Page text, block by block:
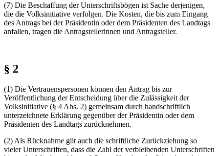
(7) Die Beschaffung der Unterschriftsbögen ist Sache derjenigen,
die die Volksinitiative verfolgen. Die Kosten, die bis zum Eingang
des Antrags bei der Präsidentin oder dem Präsidenten des Landtags
anfallen, tragen die Antragstellerinnen und Antragsteller.
§ 2
(1) Die Vertrauenspersonen können den Antrag bis zur
Veröffentlichung der Entscheidung über die Zulässigkeit der
Volksinitiative (§ 4 Abs. 2) gemeinsam durch handschriftlich
unterzeichnete Erklärung gegenüber der Präsidentin oder dem
Präsidenten des Landtags zurücknehmen.
(2) Als Rücknahme gilt auch die schriftliche Zurückziehung so
vieler Unterschriften, dass die Zahl der verbleibenden Unterschriften